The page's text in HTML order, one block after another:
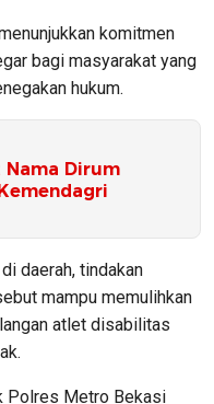
komitmen
bagi masyarakat yang
hukum.
Dirum
daerah, tindakan
mampu memulihkan
atlet disabilitas
Polres Metro Bekasi